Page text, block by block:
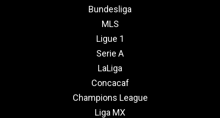
Bundesliga
MLS
Ligue 1
Serie A
LaLiga
Concacaf
Champions League
Liga MX